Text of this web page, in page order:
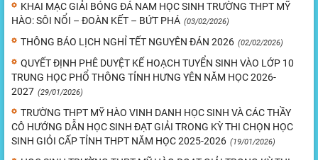
KHAI MẠC GIẢI BÓNG ĐÁ NAM HỌC SINH TRƯỜNG THPT MỸ
HÀO: SÔI NỔI – ĐOÀN KẾT – BỨT PHÁ (03/02/2026)
THÔNG BÁO LỊCH NGHỈ TẾT NGUYÊN ĐÁN 2026 (02/02/2026)
QUYẾT ĐỊNH PHÊ DUYỆT KẾ HOẠCH TUYỂN SINH VÀO LỚP 10
TRUNG HỌC PHỔ THÔNG TỈNH HƯNG YÊN NĂM HỌC 2026-
2027 (29/01/2026)
TRƯỜNG THPT MỸ HÀO VINH DANH HỌC SINH VÀ CÁC THẦY
CÔ HƯỚNG DẪN HỌC SINH ĐẠT GIẢI TRONG KỲ THI CHỌN HỌC
SINH GIỎI CẤP TỈNH THPT NĂM HỌC 2025-2026 (19/01/2026)